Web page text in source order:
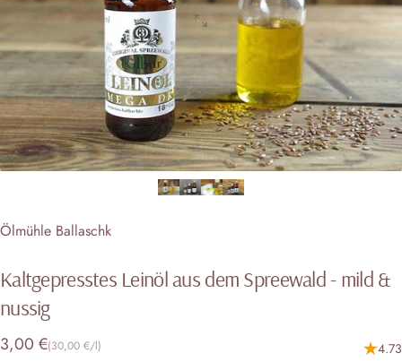
Ölmühle Ballaschk
Kaltgepresstes Leinölaus dem Spreewald- mild &
nussig
3,00 €
Grundpreis
(30,00 €/
pro l) 4.73